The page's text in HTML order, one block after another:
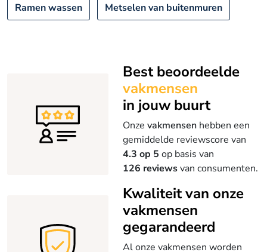
Ramen wassen Metselen van buitenmuren
Best beoordeelde
vakmensen
in jouw buurt
Onze vakmensen hebben een
gemiddelde reviewscore van
4.3 op 5 op basis van
126 reviewsvan consumenten.
Kwaliteit van onze
vakmensen
gegarandeerd
Al onze vakmensen worden